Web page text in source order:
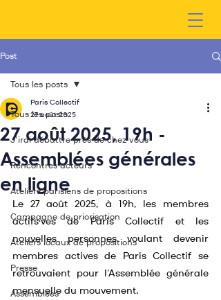
Post
Tous les posts
J'irai débattre près de chez vous
Rencontres acteurs
Ateliers parisiens de propositions
Campagne de priorisation
Ateliers locaux de propositions
Presse
Assemblées
Tous les posts
27 août 2025, 19h -
Assemblées générales
en ligne
Paris Collectif
27 août 2025
Le 27 août 2025, à 19h, les membres
actifs·ves de Paris Collectif et les
nouvelles personnes voulant devenir
membres actives de Paris Collectif se
retrouvaient pour l'Assemblée générale
mensuelle du mouvement.